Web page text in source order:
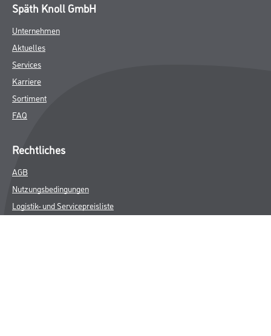
Späth Knoll GmbH
Unternehmen
Aktuelles
Services
Karriere
Sortiment
FAQ
Rechtliches
AGB
Nutzungsbedingungen
Logistik- und Servicepreisliste